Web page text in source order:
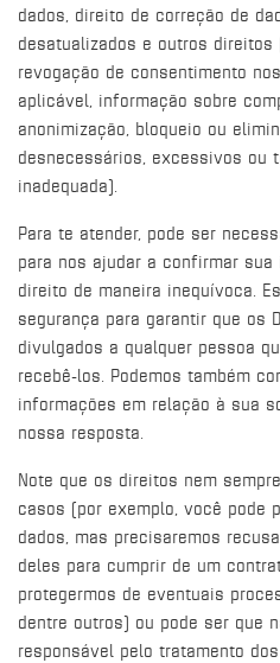
dados, direito de correção de
desatualizados e outros direitos
revogação de consentimento
aplicável, informação sobre
anonimização, bloqueio ou
desnecessários, excessivos ou
inadequada).
Para te atender, pode ser
para nos ajudar a confirmar
direito de maneira inequívoca.
segurança para garantir que os
divulgados a qualquer pessoa
recebê-los. Podemos também
informações em relação à sua
nossa resposta.
Note que os direitos nem
casos (por exemplo, você pode
dados, mas precisaremos
deles para cumprir de um
protegermos de eventuais
dentre outros) ou pode ser que
responsável pelo tratamento